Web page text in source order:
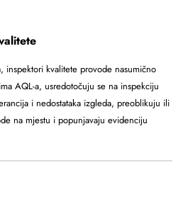
inspektori kvalitete provode nasumično
AQL-a, usredotočuju se na inspekciju
i nedostataka izgleda, preoblikuju ili
na mjestu i popunjavaju evidenciju